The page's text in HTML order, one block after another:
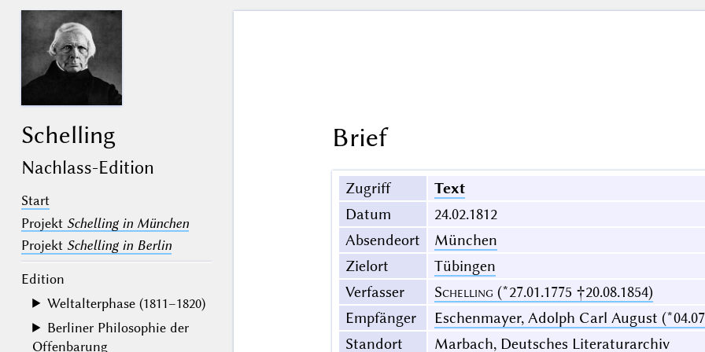
Schelling
Nachlass-Edition
Start
Projekt Schelling in München
Projekt Schelling in Berlin
Edition
Weltalterphase (1811–1820)
Berliner Philosophie der
Offenbarung
Brief
Zugriff
Text
Datum
24.02.1812
Absendeort
München
Zielort
Tübingen
Verfasser
Schelling (*27.01.1775 †20.08.1854)
Empfänger
Eschenmayer, Adolph Carl August
Standort
Marbach, Deutsches Literaturarchiv